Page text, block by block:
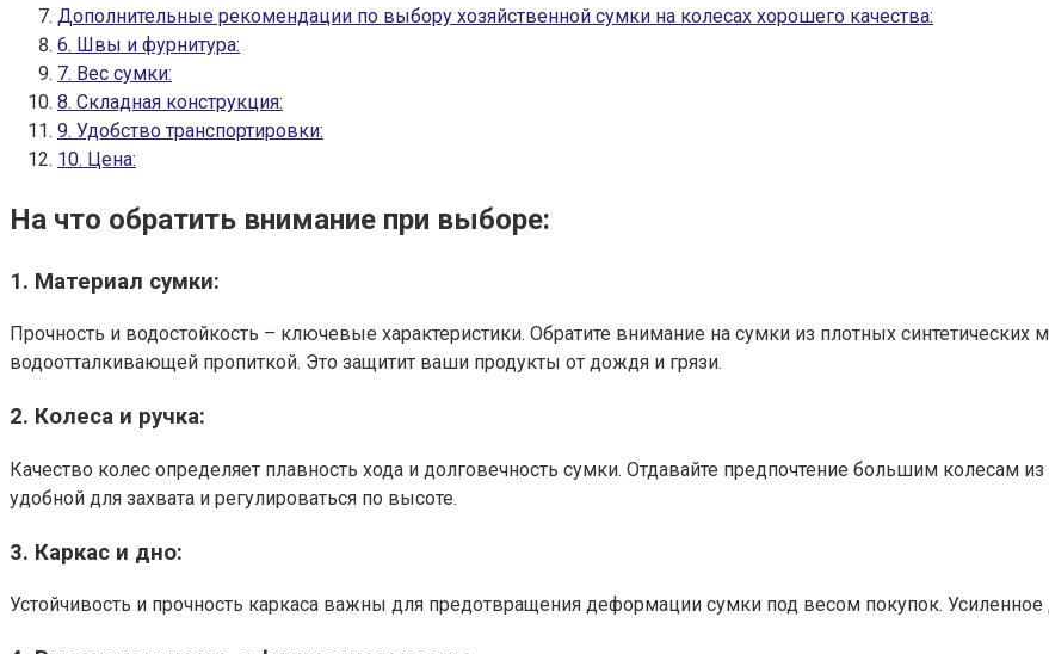
Дополнительные рекомендации по выбору хозяйственной сумки на колесах хорошего качества:
6. Швы и фурнитура:
7. Вес сумки:
8. Складная конструкция:
9. Удобство транспортировки:
10. Цена:
На что обратить внимание при выборе:
1. Материал сумки:
Прочность и водостойкость – ключевые характеристики. Обратите внимание на сумки из плотных синтетических
водоотталкивающей пропиткой. Это защитит ваши продукты от дождя и грязи.
2. Колеса и ручка:
Качество колес определяет плавность хода и долговечность сумки. Отдавайте предпочтение большим колесам
удобной для захвата и регулироваться по высоте.
3. Каркас и дно:
Устойчивость и прочность каркаса важны для предотвращения деформации сумки под весом покупок.